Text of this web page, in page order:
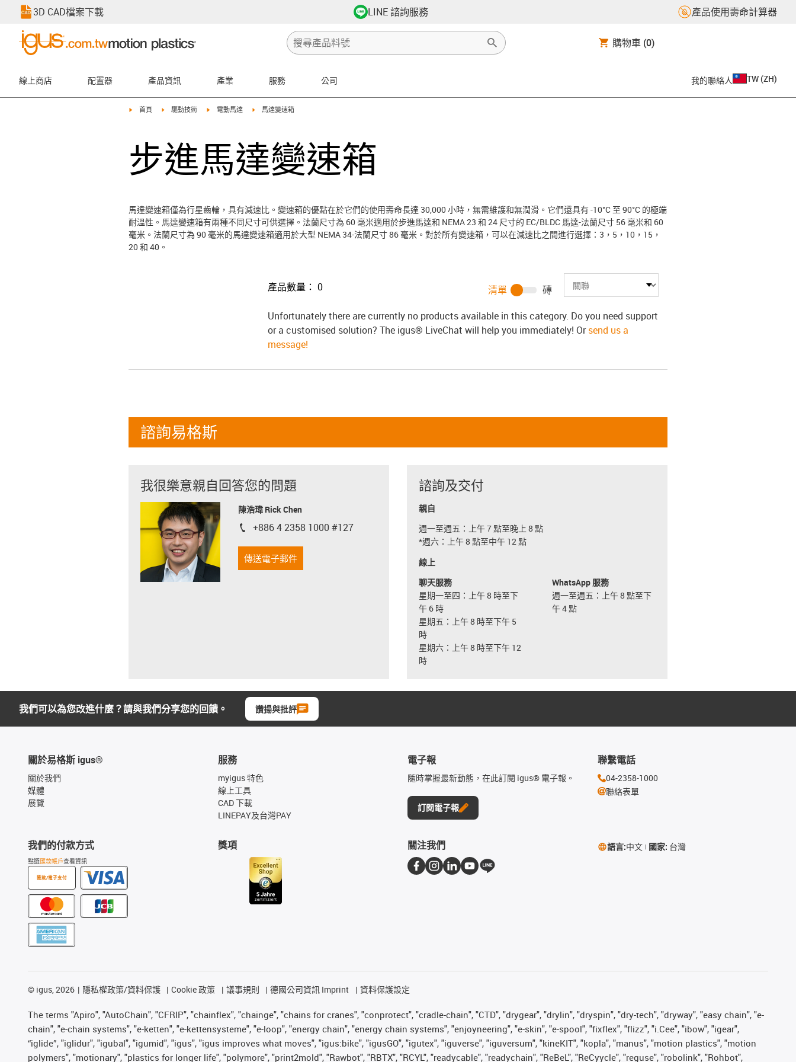
3D CAD檔案下載 LINE 諮詢服務 產品使用壽命計算器
購物車 (0)
線上商店 配置器 產品資訊 產業 服務 公司 我的聯絡人 TW (ZH)
igus-icon-arrow-right
首頁 igus-icon-arrow-right
驅動技術 igus-icon-arrow-right
電動馬達 igus-icon-arrow-right
馬達變速箱
步進馬達變速箱
馬達變速箱僅為行星齒輪，具有減速比。變速箱的優點在於它們的使用壽命長達 30,000 小時，無需維護和無潤滑。它們還具有 -10°C 至 90°C 的極端
耐溫性。馬達變速箱有兩種不同尺寸可供選擇。法蘭尺寸為 60 毫米適用於步進馬達和 NEMA 23 和 24 尺寸的 EC/BLDC 馬達-法蘭尺寸 56 毫米和 60
毫米。法蘭尺寸為 90 毫米的馬達變速箱適用於大型 NEMA 34-法蘭尺寸 86 毫米。對於所有變速箱，可以在減速比之間進行選擇：3，5，10，15，
20 和 40。
產品數量： 0 清單
磚
Unfortunately there are currently no products available in this category. Do you need support
or a customised solution? The igus® LiveChat will help you immediately! Orsend us a
message!
諮詢易格斯
我很樂意親自回答您的問題
陳浩瑋 Rick Chen
igus-icon-phone
+886 4 2358 1000 #127
傳送電子郵件
諮詢及交付
親自
週一至週五：上午 7 點至晚上 8 點
*週六：上午 8 點至中午 12 點
線上
聊天服務
星期一至四：上午 8 時至下
午 6 時
星期五：上午 8 時至下午 5
時
星期六：上午 8 時至下午 12
時
WhatsApp 服務
週一至週五：上午 8 點至下
午 4 點
我們可以為您改進什麼？請與我們分享您的回饋。 讚揚與批評
關於易格斯 igus®
關於我們
媒體
展覽
我們的付款方式
點選匯款帳戶查看資訊
匯款/電子支付
服務
myigus 特色
線上工具
CAD 下載
LINEPAY及台灣PAY
獎項
電子報
隨時掌握最新動態，在此訂閱 igus® 電子報。
訂閱電子報
聯繫電話
04-2358-1000
聯絡表單
關注我們 語言:中文 國家: 台灣
© igus, 2026 隱私權政策/資料保護 Cookie 政策 議事規則 德國公司資訊 Imprint 資料保護設定
The terms "Apiro", "AutoChain", "CFRIP", "chainflex", "chainge", "chains for cranes", "conprotect", "cradle-chain", "CTD", "drygear", "drylin", "dryspin", "dry-tech", "dryway", "easy chain", "e-
chain", "e-chain systems", "e-ketten", "e-kettensysteme", "e-loop", "energy chain", "energy chain systems", "enjoyneering", "e-skin", "e-spool", "fixflex", "flizz", "i.Cee", "ibow", "igear",
“iglide”, "iglidur", "igubal", "igumid", "igus", "igus improves what moves", "igus:bike", "igusGO", "igutex", "iguverse", "iguversum", "kineKIT", "kopla", "manus", "motion plastics", "motion
polymers", "motionary", "plastics for longer life", "polymore", "print2mold", "Rawbot", "RBTX", "RCYL", "readycable", "readychain", "ReBeL", "ReCyycle", "reguse", "robolink", "Rohbot",